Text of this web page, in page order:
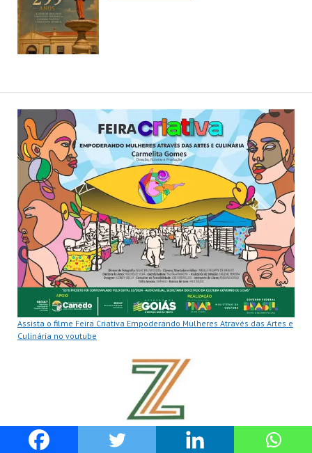
Assista o filme Feira Criativa Empoderando Mulheres Através das Artes e
Culinária no youtube